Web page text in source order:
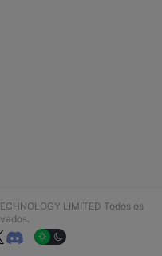
LIMITED Todos os
